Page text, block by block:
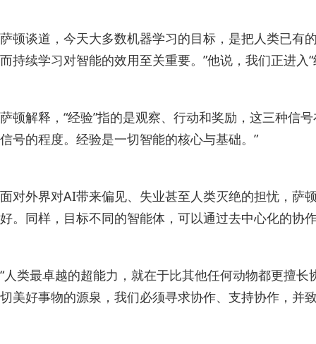
萨顿谈道，今天大多数机器学习的目标，是把人类已有
而持续学习对智能的效用至关重要。”他说，我们正进
萨顿解释，“经验”指的是观察、行动和奖励，这三种信
信号的程度。经验是一切智能的核心与基础。”
面对外界对AI带来偏见、失业甚至人类灭绝的担忧，萨
好。同样，目标不同的智能体，可以通过去中心化的协
“人类最卓越的超能力，就在于比其他任何动物都更擅
切美好事物的源泉，我们必须寻求协作、支持协作，并